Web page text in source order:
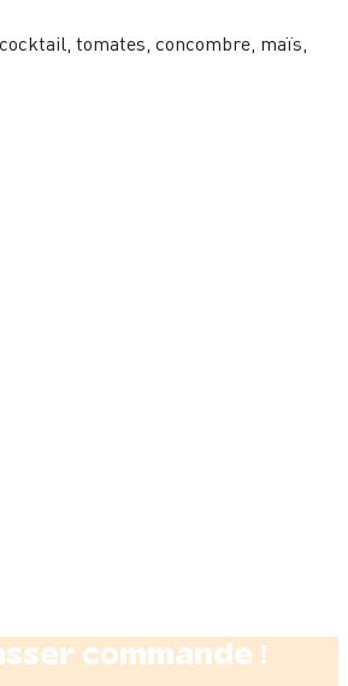
tomates, concombre, maïs,
commande !